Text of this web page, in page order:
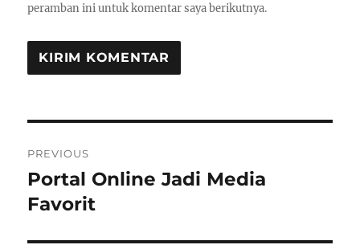
peramban ini untuk komentar saya berikutnya.
pos
PREVIOUS
Previous
post:
Portal Online Jadi Media
Favorit